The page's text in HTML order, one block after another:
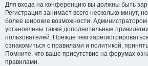
Для входа на конференцию вы должны быть
Регистрация занимает всего несколько минут,
более широкие возможности.
установлены также дополнительные
пользователей. Прежде чем
ознакомиться с правилами и политикой,
Помните, что ваше присутствие на форумах
правилами.